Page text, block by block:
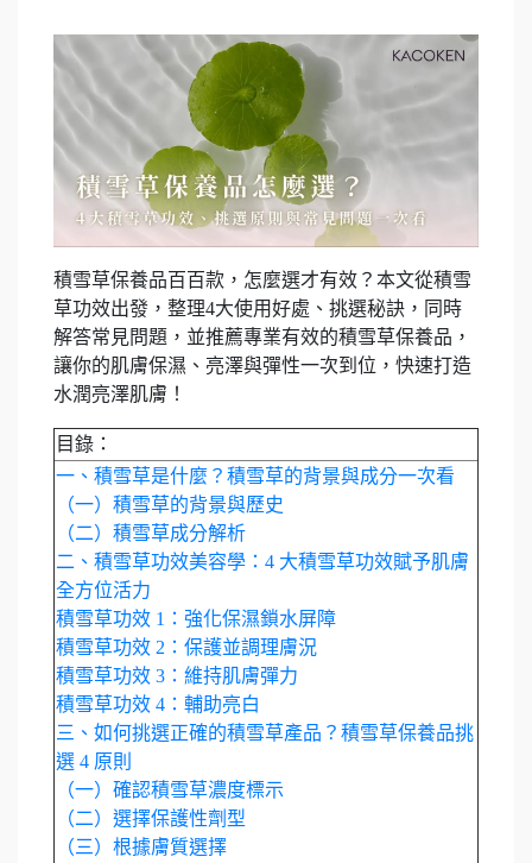
積雪草保養品百百款，怎麼選才有效？本文從積雪
草功效出發，整理4大使用好處、挑選秘訣，同時
解答常見問題，並推薦專業有效的積雪草保養品，
讓你的肌膚保濕、亮澤與彈性一次到位，快速打造
水潤亮澤肌膚！
目錄：
一、積雪草是什麼？積雪草的背景與成分一次看
（一）積雪草的背景與歷史
（二）積雪草成分解析
二、積雪草功效美容學：4 大積雪草功效賦予肌膚
全方位活力
積雪草功效 1：強化保濕鎖水屏障
積雪草功效 2：保護並調理膚況
積雪草功效 3：維持肌膚彈力
積雪草功效 4：輔助亮白
三、如何挑選正確的積雪草產品？積雪草保養品挑
選 4 原則
（一）確認積雪草濃度標示
（二）選擇保護性劑型
（三）根據膚質選擇